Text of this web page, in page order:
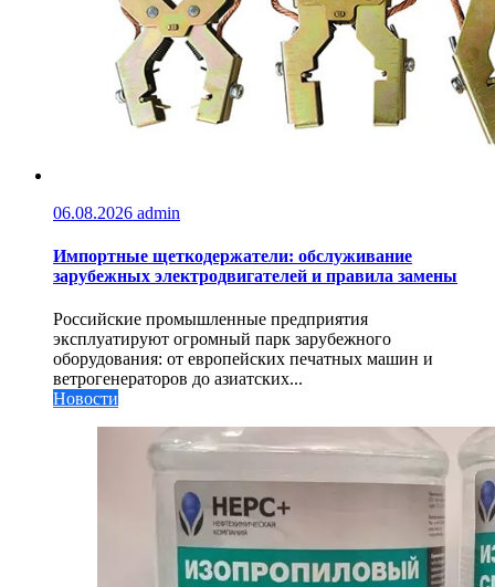
06.08.2026 admin
Импортные щеткодержатели: обслуживание
зарубежных электродвигателей и правила замены
Российские промышленные предприятия
эксплуатируют огромный парк зарубежного
оборудования: от европейских печатных машин и
ветрогенераторов до азиатских...
Новости